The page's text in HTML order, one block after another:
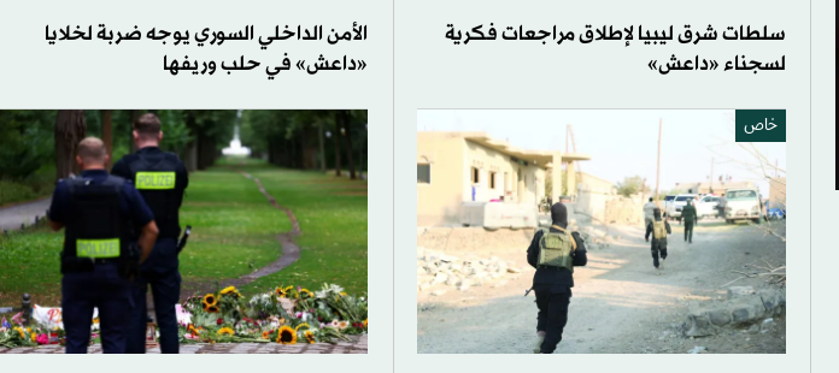
سلطات شرق ليبيا لإطلاق مراجعات فكرية
لسجناء «داعش»
الأمن الداخلي السوري يوجه ضربة لخلايا
«داعش» في حلب وريفها
خاص